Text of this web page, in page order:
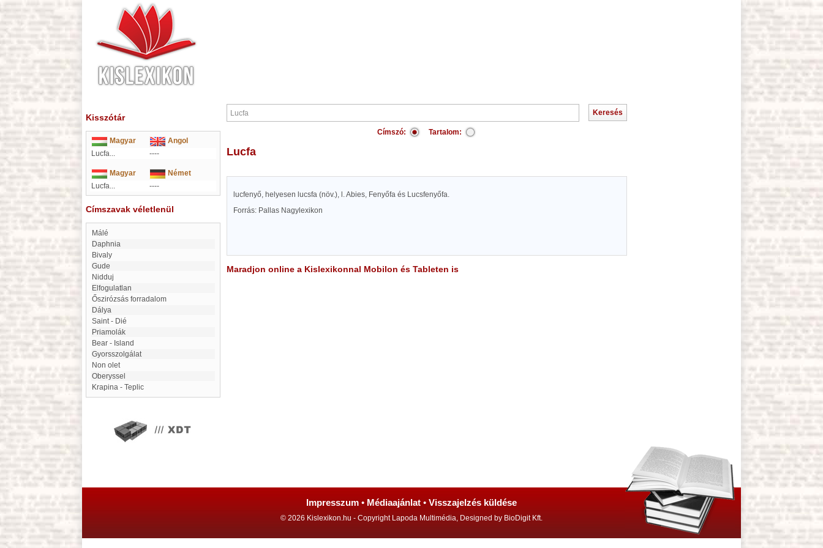
Kisszótár
Magyar
Angol
Lucfa...
----
Magyar
Német
Lucfa...
----
Címszavak véletlenül
Málé
Daphnia
Bivaly
Gude
Nidduj
Elfogulatlan
őszirózsás forradalom
Dálya
Saint - Dié
Priamolák
Bear - Island
gyorsszolgálat
Non olet
Oberyssel
Krapina - Teplic
Címszó: Tartalom:
Lucfa
lucfenyő, helyesen lucsfa (növ.), l. Abies, Fenyőfa és Lucsfenyőfa.
Forrás: Pallas Nagylexikon
Maradjon online a Kislexikonnal Mobilon és Tableten is
Impresszum • Médiaajánlat • Visszajelzés küldése
© 2026 Kislexikon.hu - Copyright Lapoda Multimédia, Designed by BioDigit Kft.